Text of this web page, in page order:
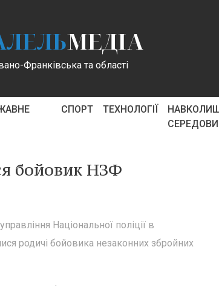
МЕДІА
Франківська та області
СПОРТ ТЕХНОЛОГІЇ
бойовик НЗФ
Національної поліції в
родичі бойовика незаконних збройних